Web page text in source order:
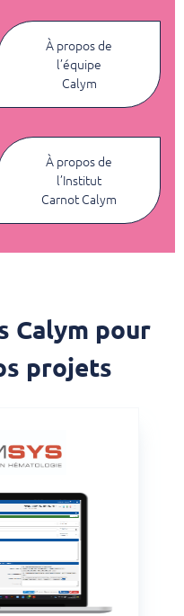
À propos de
l’équipe
Calym
À propos de
l’Institut
Carnot Calym
Calym pour
projets